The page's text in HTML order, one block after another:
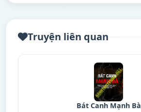
Truyện liên quan
Bát Canh Mạnh Bà